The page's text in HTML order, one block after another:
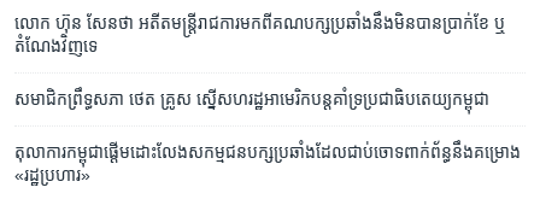
លោក ហ៊ុន សែន​ថា អតីត​មន្រ្តី​រាជការ​មក​ពី​គណបក្ស​ប្រឆាំង​នឹង​មិនបាន​ប្រាក់ខែ ឬ
តំណែង​វិញ​ទេ
សមាជិក​ព្រឹទ្ធសភា​ ថេត គ្រូស​ ស្នើ​សហរដ្ឋ​អាមេរិក​បន្ត​គាំទ្រ​ប្រជាធិបតេយ្យ​កម្ពុជា
តុលាការ​កម្ពុជា​ផ្ដើម​ដោះលែង​សកម្មជន​បក្ស​ប្រឆាំង​ដែល​ជាប់​ចោទ​ពាក់ព័ន្ធ​នឹង​គម្រោង
«រដ្ឋប្រហារ»